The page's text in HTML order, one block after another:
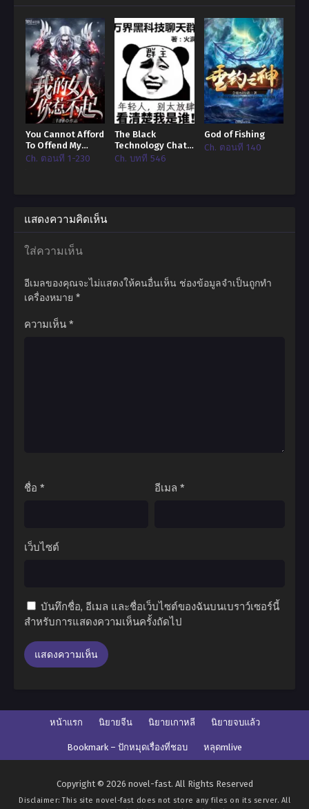
เสื้อผ้าและรีบออกไปจากที่นี้ได้ไหม?”
You Cannot Afford
To Offend My
Woman ผู้หญิงข้า
Ch. ตอนที่ 1-230
The Black
Technology Chat
Group of the Ten
Ch. บทที่ 546
God of Fishing
Ch. ตอนที่ 140
แสดงความคิดเห็น
ใส่ความเห็น
อีเมลของคุณจะไม่แสดงให้คนอื่นเห็น ช่องข้อมูลจำเป็นถูกทำ
เครื่องหมาย *
ความเห็น *
ชื่อ * อีเมล *
เว็บไซต์
บันทึกชื่อ, อีเมล และชื่อเว็บไซต์ของฉันบนเบราว์เซอร์นี้
สำหรับการแสดงความเห็นครั้งถัดไป
หน้าแรก นิยายจีน นิยายเกาหลี นิยายจบแล้ว
Bookmark – ปักหมุดเรื่องที่ชอบ หลุดmlive
Copyright © 2026 novel-fast. All Rights Reserved
Disclaimer: This site novel-fast does not store any files on its server. All